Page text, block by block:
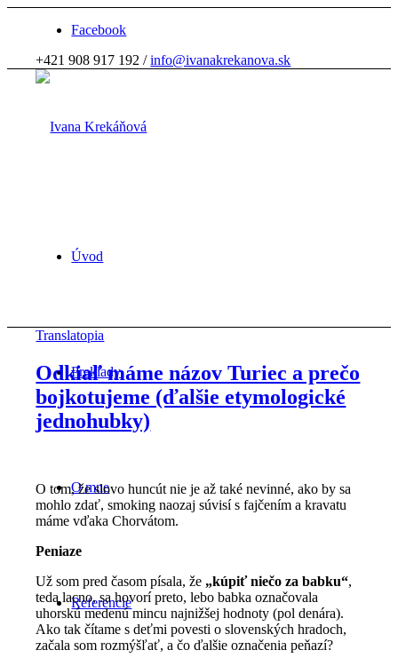
Facebook
+421 908 917 192 /info@ivanakrekanova.sk
Úvod
Preklady
O mne
Referencie
Translatopia
Odkiaľ máme názov Turiec a prečo
bojkotujeme (ďalšie etymologické
jednohubky)
O tom, že slovo huncút nie je až také nevinné, ako by sa
mohlo zdať, smoking naozaj súvisí s fajčením a kravatu
máme vďaka Chorvátom.
Peniaze
Už som pred časom písala, že „kúpiť niečo za babku“,
teda lacno, sa hovorí preto, lebo babka označovala
uhorskú medenú mincu najnižšej hodnoty (pol denára).
Ako tak čítame s deťmi povesti o slovenských hradoch,
začala som rozmýšľať, a čo ďalšie označenia peňazí?